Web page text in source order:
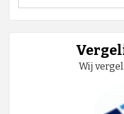
Wij